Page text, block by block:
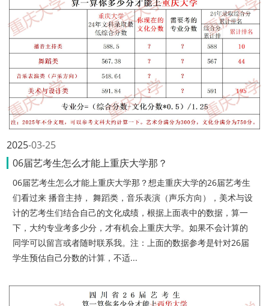
03-25
2025
06届艺考生怎么才能上重庆大学那？
06届艺考生怎么才能上重庆大学那？想走重庆大学的26届艺考生
们看过来 播音主持， 舞蹈类，音乐表演（声乐方向），美术与设
计的艺考生们结合自己的文化成绩，根据上面表中的数据，算一
下，大约专业考多少分，才有机会上重庆大学。如果不会计算的
同学可以留言或者随时联系我。注：上面的数据参考是针对26届
学生预估自己分数的计算，不适...